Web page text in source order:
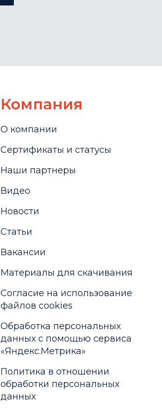
Компания
О компании
Сертификаты и статусы
Наши партнеры
Видео
Новости
Статьи
Вакансии
Материалы для скачивания
Cогласие на использование
файлов cookies
Обработка персональных
данных с помощью сервиса
«Яндекс.Метрика»
Политика в отношении
обработки персональных
данных